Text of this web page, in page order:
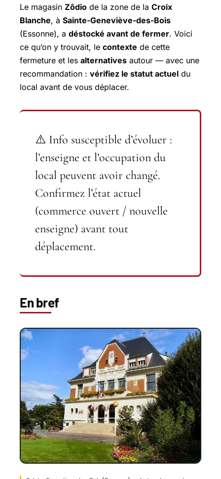
Le magasin Zôdio de la zone de la Croix
Blanche, à Sainte-Geneviève-des-Bois
(Essonne), a déstocké avant de fermer. Voici
ce qu’on y trouvait, le contexte de cette
fermeture et les alternatives autour — avec une
recommandation : vérifiez le statut actuel du
local avant de vous déplacer.
⚠️ Info susceptible d’évoluer :
l’enseigne et l’occupation du
local peuvent avoir changé.
Confirmez l’état actuel
(commerce ouvert / nouvelle
enseigne) avant tout
déplacement.
En bref